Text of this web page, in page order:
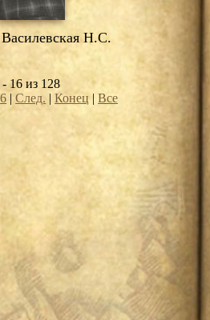
Василевская Н.С.
16 из 128
6 |След. |Конец |Все